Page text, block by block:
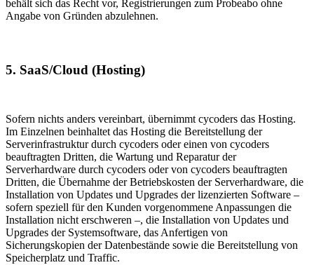
behält sich das Recht vor, Registrierungen zum Probeabo ohne
Angabe von Gründen abzulehnen.
5. SaaS/Cloud (Hosting)
Sofern nichts anders vereinbart, übernimmt cycoders das Hosting.
Im Einzelnen beinhaltet das Hosting die Bereitstellung der
Serverinfrastruktur durch cycoders oder einen von cycoders
beauftragten Dritten, die Wartung und Reparatur der
Serverhardware durch cycoders oder von cycoders beauftragten
Dritten, die Übernahme der Betriebskosten der Serverhardware, die
Installation von Updates und Upgrades der lizenzierten Software –
sofern speziell für den Kunden vorgenommene Anpassungen die
Installation nicht erschweren –, die Installation von Updates und
Upgrades der Systemsoftware, das Anfertigen von
Sicherungskopien der Datenbestände sowie die Bereitstellung von
Speicherplatz und Traffic.